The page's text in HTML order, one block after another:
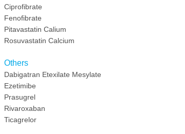
Ciprofibrate
Fenofibrate
Pitavastatin Calium
Rosuvastatin Calcium
Others
Dabigatran Etexilate Mesylate
Ezetimibe
Prasugrel
Rivaroxaban
Ticagrelor